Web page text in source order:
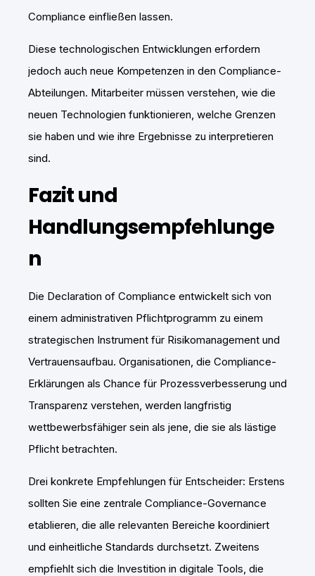
Compliance einfließen lassen.
Diese technologischen Entwicklungen erfordern
jedoch auch neue Kompetenzen in den Compliance-
Abteilungen. Mitarbeiter müssen verstehen, wie die
neuen Technologien funktionieren, welche Grenzen
sie haben und wie ihre Ergebnisse zu interpretieren
sind.
Fazit und
Handlungsempfehlunge
n
Die Declaration of Compliance entwickelt sich von
einem administrativen Pflichtprogramm zu einem
strategischen Instrument für Risikomanagement und
Vertrauensaufbau. Organisationen, die Compliance-
Erklärungen als Chance für Prozessverbesserung und
Transparenz verstehen, werden langfristig
wettbewerbsfähiger sein als jene, die sie als lästige
Pflicht betrachten.
Drei konkrete Empfehlungen für Entscheider: Erstens
sollten Sie eine zentrale Compliance-Governance
etablieren, die alle relevanten Bereiche koordiniert
und einheitliche Standards durchsetzt. Zweitens
empfiehlt sich die Investition in digitale Tools, die